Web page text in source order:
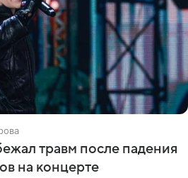
травм после падения
на концерте